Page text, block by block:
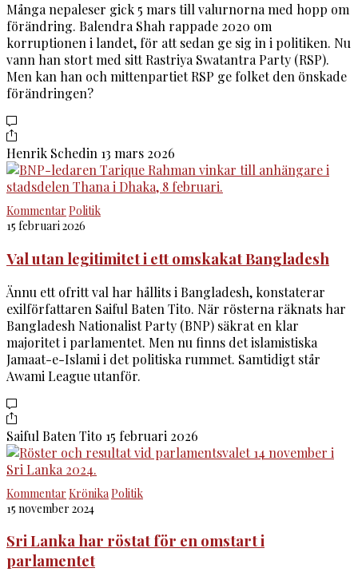
Många nepaleser gick 5 mars till valurnorna med hopp om
förändring. Balendra Shah rappade 2020 om
korruptionen i landet, för att sedan ge sig in i politiken. Nu
vann han stort med sitt Rastriya Swatantra Party (RSP).
Men kan han och mittenpartiet RSP ge folket den önskade
förändringen?
Henrik Schedin 13 mars 2026
Kommentar Politik
15 februari 2026
Val utan legitimitet i ett omskakat Bangladesh
Ännu ett ofritt val har hållits i Bangladesh, konstaterar
exilförfattaren Saiful Baten Tito. När rösterna räknats har
Bangladesh Nationalist Party (BNP) säkrat en klar
majoritet i parlamentet. Men nu finns det islamistiska
Jamaat-e-Islami i det politiska rummet. Samtidigt står
Awami League utanför.
Saiful Baten Tito 15 februari 2026
Kommentar Krönika Politik
15 november 2024
Sri Lanka har röstat för en omstart i
parlamentet